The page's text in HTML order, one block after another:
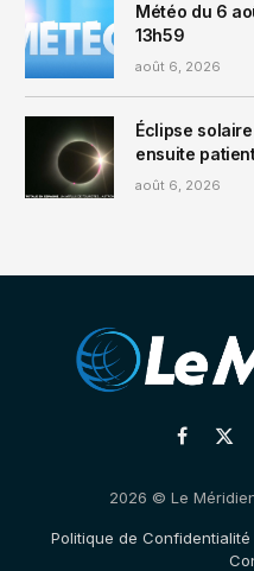
Météo du 6
13h59
août 6, 2026
Éclipse
ensuite
prochaine en
août 6, 2026
Facebook
X
2026 © Le
Politique de Confidentialité